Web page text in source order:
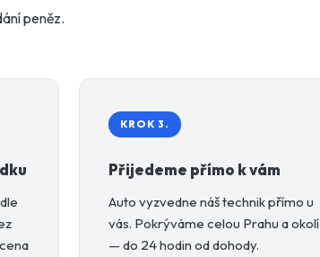
peněz.
KROK 3.
Přijedeme přímo k vám
Auto vyzvedne náš technik přímo u
vás. Pokrýváme celou Prahu a okolí
— do 24 hodin od dohody.